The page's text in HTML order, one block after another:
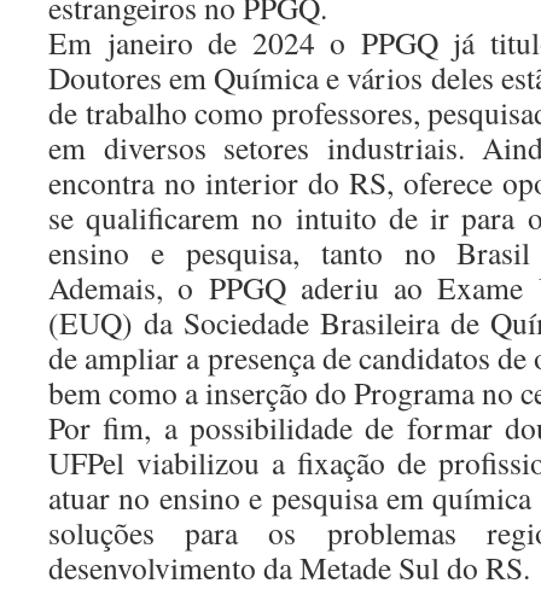
Em janeiro de 2024 o PPGQ já
Doutores em Química e vários deles
de trabalho como professores,
em diversos setores industriais.
encontra no interior do RS, oferece
se qualificarem no intuito de ir para
ensino e pesquisa, tanto no
Ademais, o PPGQ aderiu ao
(EUQ) da Sociedade Brasileira de
de ampliar a presença de candidatos de
bem como a inserção do Programa no
Por fim, a possibilidade de formar
UFPel viabilizou a fixação de
atuar no ensino e pesquisa em
soluções para os problemas
desenvolvimento da Metade Sul do RS.